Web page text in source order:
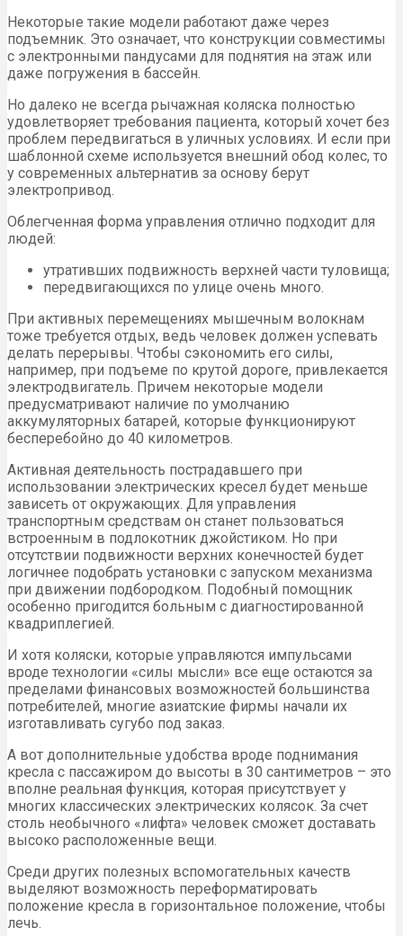
Некоторые такие модели работают даже через
подъемник. Это означает, что конструкции совместимы
с электронными пандусами для поднятия на этаж или
даже погружения в бассейн.
Но далеко не всегда рычажная коляска полностью
удовлетворяет требования пациента, который хочет без
проблем передвигаться в уличных условиях. И если при
шаблонной схеме используется внешний обод колес, то
у современных альтернатив за основу берут
электропривод.
Облегченная форма управления отлично подходит для
людей:
утративших подвижность верхней части туловища;
передвигающихся по улице очень много.
При активных перемещениях мышечным волокнам
тоже требуется отдых, ведь человек должен успевать
делать перерывы. Чтобы сэкономить его силы,
например, при подъеме по крутой дороге, привлекается
электродвигатель. Причем некоторые модели
предусматривают наличие по умолчанию
аккумуляторных батарей, которые функционируют
бесперебойно до 40 километров.
Активная деятельность пострадавшего при
использовании электрических кресел будет меньше
зависеть от окружающих. Для управления
транспортным средствам он станет пользоваться
встроенным в подлокотник джойстиком. Но при
отсутствии подвижности верхних конечностей будет
логичнее подобрать установки с запуском механизма
при движении подбородком. Подобный помощник
особенно пригодится больным с диагностированной
квадриплегией.
И хотя коляски, которые управляются импульсами
вроде технологии «силы мысли» все еще остаются за
пределами финансовых возможностей большинства
потребителей, многие азиатские фирмы начали их
изготавливать сугубо под заказ.
А вот дополнительные удобства вроде поднимания
кресла с пассажиром до высоты в 30 сантиметров – это
вполне реальная функция, которая присутствует у
многих классических электрических колясок. За счет
столь необычного «лифта» человек сможет доставать
высоко расположенные вещи.
Среди других полезных вспомогательных качеств
выделяют возможность переформатировать
положение кресла в горизонтальное положение, чтобы
лечь.